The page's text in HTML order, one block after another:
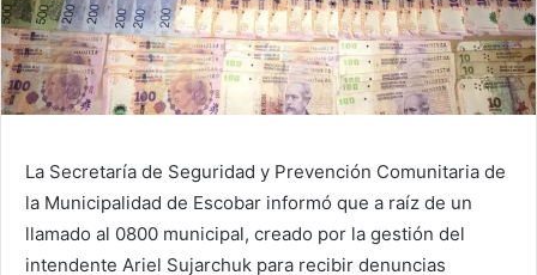
La Secretaría de Seguridad y Prevención Comunitaria de
la Municipalidad de Escobar informó que a raíz de un
llamado al 0800 municipal, creado por la gestión del
intendente Ariel Sujarchuk para recibir denuncias